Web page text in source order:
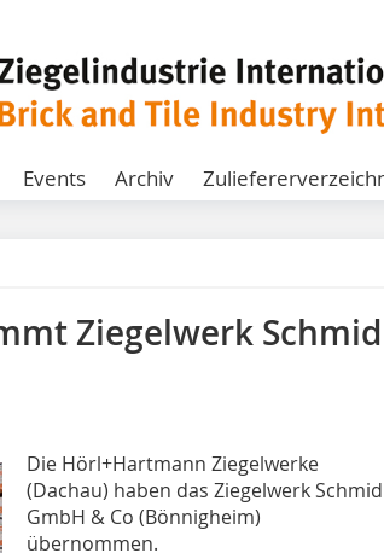
Events Archiv
Ziegelwerk Schmid
Die Hörl+Hartmann Ziegelwerke
(Dachau) haben das Ziegelwerk Schmid
GmbH & Co (Bönnigheim)
übernommen.